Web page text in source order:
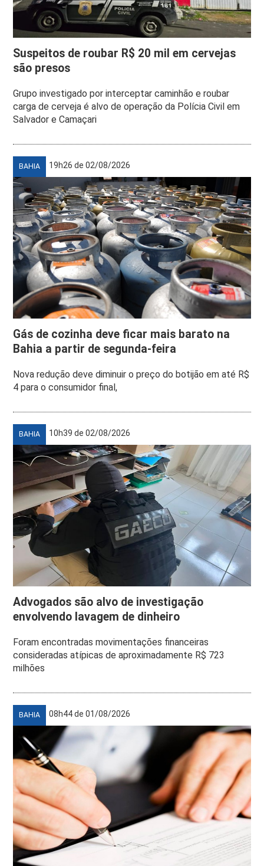
Suspeitos de roubar R$ 20 mil em cervejas
são presos
Grupo investigado por interceptar caminhão e roubar
carga de cerveja é alvo de operação da Polícia Civil em
Salvador e Camaçari
BAHIA 19h26 de 02/08/2026
Gás de cozinha deve ficar mais barato na
Bahia a partir de segunda-feira
Nova redução deve diminuir o preço do botijão em até R$
4 para o consumidor final,
BAHIA 10h39 de 02/08/2026
Advogados são alvo de investigação
envolvendo lavagem de dinheiro
Foram encontradas movimentações financeiras
consideradas atípicas de aproximadamente R$ 723
milhões
BAHIA 08h44 de 01/08/2026